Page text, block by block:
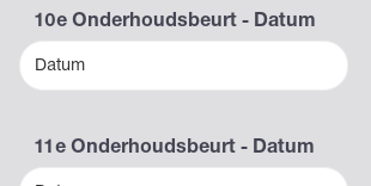
10e Onderhoudsbeurt - Datum
Datum
11e Onderhoudsbeurt - Datum